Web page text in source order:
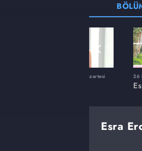
8 Haziran 2026, Pazartesi 26
Esra